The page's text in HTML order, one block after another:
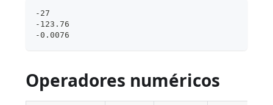
-27
-123.76
-0.0076
Operadores numéricos